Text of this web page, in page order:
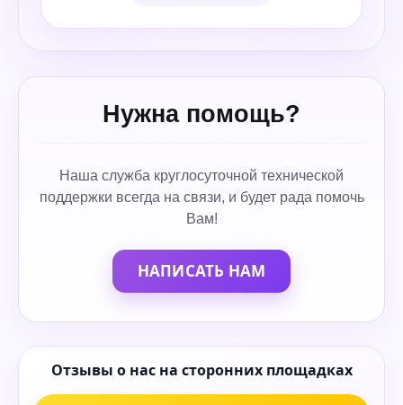
Нужна помощь?
Наша служба круглосуточной технической
поддержки всегда на связи, и будет рада помочь
Вам!
НАПИСАТЬ НАМ
Отзывы о нас на сторонних площадках